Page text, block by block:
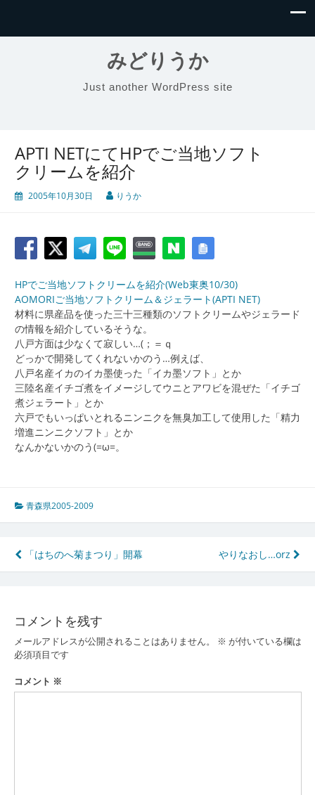
みどりうか
Just another WordPress site
APTI NETにてHPでご当地ソフト
クリームを紹介
2005年10月30日 りうか
HPでご当地ソフトクリームを紹介(Web東奥10/30)
AOMORIご当地ソフトクリーム＆ジェラート(APTI NET)
材料に県産品を使った三十三種類のソフトクリームやジェラード
の情報を紹介しているそうな。
八戸方面は少なくて寂しい…(；＝ｑ
どっかで開発してくれないかのう…例えば、
八戸名産イカのイカ墨使った「イカ墨ソフト」とか
三陸名産イチゴ煮をイメージしてウニとアワビを混ぜた「イチゴ
煮ジェラート」とか
六戸でもいっぱいとれるニンニクを無臭加工して使用した「精力
増進ニンニクソフト」とか
なんかないかのう(=ω=。
青森県2005-2009
投
稿
ビ
ゲ
ー
シ
「はちのへ菊まつり」開幕 やりなおし…orz
コメントを残す
メールアドレスが公開されることはありません。 ※ が付いている欄は
必須項目です
コメント ※